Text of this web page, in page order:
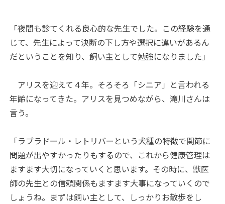
「夜間も診てくれる良心的な先生でした。この経験を通
じて、先生によって決断の下し方や選択に違いがあるん
だということを知り、飼い主として勉強になりました」
アリスを迎えて４年。そろそろ「シニア」と言われる
年齢になってきた。アリスを見つめながら、滝川さんは
言う。
「ラブラドール・レトリバーという犬種の特徴で関節に
問題が出やすかったりもするので、これから健康管理は
ますます大切になっていくと思います。その時に、獣医
師の先生との信頼関係もますます大事になっていくので
しょうね。まずは飼い主として、しっかりお散歩をし